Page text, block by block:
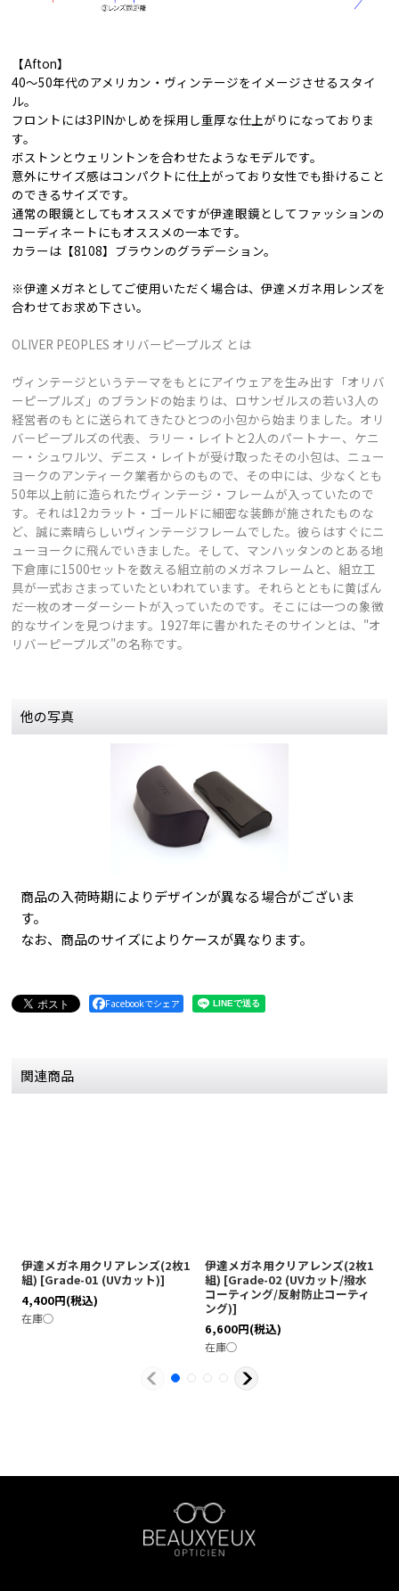
【Afton】
40〜50年代のアメリカン・ヴィンテージをイメージさせるスタイ
ル。
フロントには3PINかしめを採用し重厚な仕上がりになっておりま
す。
ボストンとウェリントンを合わせたようなモデルです。
意外にサイズ感はコンパクトに仕上がっており女性でも掛けること
のできるサイズです。
通常の眼鏡としてもオススメですが伊達眼鏡としてファッションの
コーディネートにもオススメの一本です。
カラーは【8108】ブラウンのグラデーション。
※伊達メガネとしてご使用いただく場合は、伊達メガネ用レンズを
合わせてお求め下さい。
OLIVER PEOPLES オリバーピープルズ とは
ヴィンテージというテーマをもとにアイウェアを生み出す「オリバ
ーピープルズ」のブランドの始まりは、ロサンゼルスの若い3人の
経営者のもとに送られてきたひとつの小包から始まりました。オリ
バーピープルズの代表、ラリー・レイトと2人のパートナー、ケニ
ー・シュワルツ、デニス・レイトが受け取ったその小包は、ニュー
ヨークのアンティーク業者からのもので、その中には、少なくとも
50年以上前に造られたヴィンテージ・フレームが入っていたので
す。それは12カラット・ゴールドに細密な装飾が施されたものな
ど、誠に素晴らしいヴィンテージフレームでした。彼らはすぐにニ
ューヨークに飛んでいきました。そして、マンハッタンのとある地
下倉庫に1500セットを数える組立前のメガネフレームと、組立工
具が一式おさまっていたといわれています。それらとともに黄ばん
だ一枚のオーダーシートが入っていたのです。そこには一つの象徴
的なサインを見つけます。1927年に書かれたそのサインとは、"オ
リバーピープルズ"の名称です。
他の写真
商品の入荷時期によりデザインが異なる場合がございま
す。
なお、商品のサイズによりケースが異なります。
Facebookでシェア
関連商品
伊達メガネ用クリアレンズ(2枚1
組) [Grade-01 (UVカット)]
4,400円(税込)
在庫◯
伊達メガネ用クリアレンズ(2枚1
組) [Grade-02 (UVカット/撥水
コーティング/反射防止コーティ
ング)]
6,600円(税込)
在庫◯